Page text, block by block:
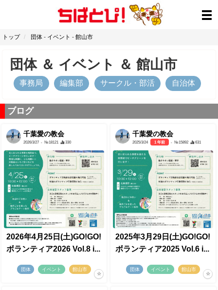
トップ 団体 - イベント - 館山市
団体＆ イベント ＆ 館山市
事務局 編集部 サークル・部活 自治体
ブログ
千葉愛の教会
2026/3/27 - №18121 330
2026年4月25日(土)GO!GO!
ボランティア2026 Vol.8 i...
団体 イベント 館山市
千葉愛の教会
2025/3/24 1 年前 - №15892 631
2025年3月29日(土)GO!GO!
ボランティア2025 Vol.6 i...
団体 イベント 館山市